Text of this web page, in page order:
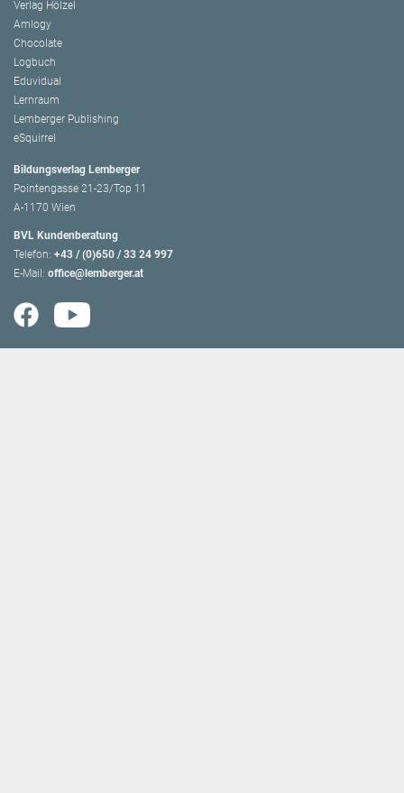
Verlag Hölzel
Amlogy
Chocolate
Logbuch
Eduvidual
Lernraum
Lemberger Publishing
eSquirrel
Bildungsverlag Lemberger
Pointengasse 21-23/Top 11
A-1170 Wien
BVL Kundenberatung
Telefon: +43 / (0)650 / 33 24 997
E-Mail: office@lemberger.at